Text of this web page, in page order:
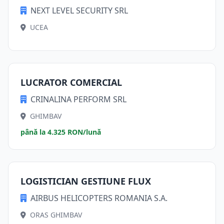
NEXT LEVEL SECURITY SRL
UCEA
LUCRATOR COMERCIAL
CRINALINA PERFORM SRL
GHIMBAV
până la 4.325 RON/lună
LOGISTICIAN GESTIUNE FLUX
AIRBUS HELICOPTERS ROMANIA S.A.
ORAS GHIMBAV